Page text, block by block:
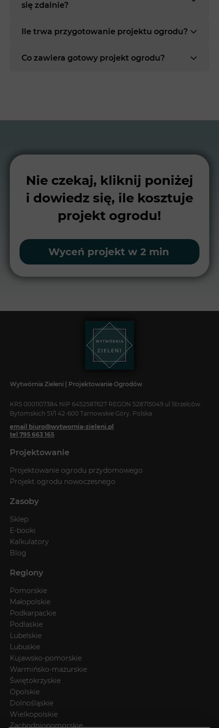
się zdalnie?
Ile trwa przygotowanie projektu ogrodu?
Co zawiera gotowy projekt ogrodu?
Nie czekaj, kliknij poniżej
i dowiedz się, ile kosztuje
projekt ogrodu!
Wyceń projekt w 2 min
Wytwórnia Zieleni | Projektowanie Ogrodów
KRS 0001107384 NIP 6452587627 REGON 528715049 ul Strzelców
Bytomskich 51/1 42-600 Tarnowskie Góry, Polska
email biuro@wytwornia-zieleni.pl
tel 795 663 165
Projektowanie
Projektowanie ogrodu przydomowego
Projekt ogrodu nowoczesnego
Zasoby
Sklep
E-booki
Kalkulatory
Blog
Regiony
Pomorskie
Małopolskie
Podkarpackie
Podlaskie
Lubelskie
Lubuskie
Kujawsko-pomorskie
Warmińsko-mazurskie
Świętokrzyskie
Opolskie
Dolnośląskie
Wielkopolskie
Zachodniopomorskie